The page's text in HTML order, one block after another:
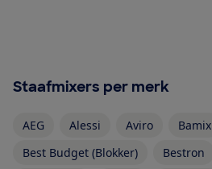
Staafmixers per merk
AEG Alessi Aviro
Bamix
Best Budget (Blokker)
Bestron